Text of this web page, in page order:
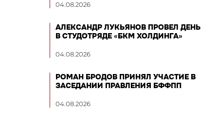
04.08.2026
АЛЕКСАНДР ЛУКЬЯНОВ ПРОВЕЛ ДЕНЬ
В СТУДОТРЯДЕ «БКМ ХОЛДИНГА»
04.08.2026
РОМАН БРОДОВ ПРИНЯЛ УЧАСТИЕ В
ЗАСЕДАНИИ ПРАВЛЕНИЯ БФФПП
04.08.2026